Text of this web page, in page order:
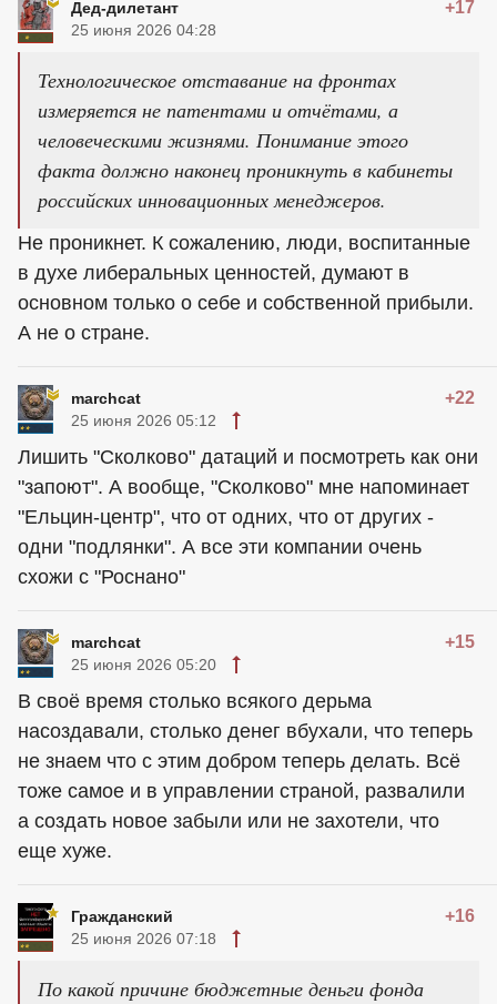
Дед-дилетант +17
25 июня 2026 04:28
Технологическое отставание на фронтах
измеряется не патентами и отчётами, а
человеческими жизнями. Понимание этого
факта должно наконец проникнуть в кабинеты
российских инновационных менеджеров.
Не проникнет. К сожалению, люди, воспитанные
в духе либеральных ценностей, думают в
основном только о себе и собственной прибыли.
А не о стране.
marchcat +22
25 июня 2026 05:12
Лишить "Сколково" датаций и посмотреть как они
"запоют". А вообще, "Сколково" мне напоминает
"Ельцин-центр", что от одних, что от других -
одни "подлянки". А все эти компании очень
схожи с "Роснано"
marchcat +15
25 июня 2026 05:20
В своё время столько всякого дерьма
насоздавали, столько денег вбухали, что теперь
не знаем что с этим добром теперь делать. Всё
тоже самое и в управлении страной, развалили
а создать новое забыли или не захотели, что
еще хуже.
Гражданский +16
25 июня 2026 07:18
По какой причине бюджетные деньги фонда